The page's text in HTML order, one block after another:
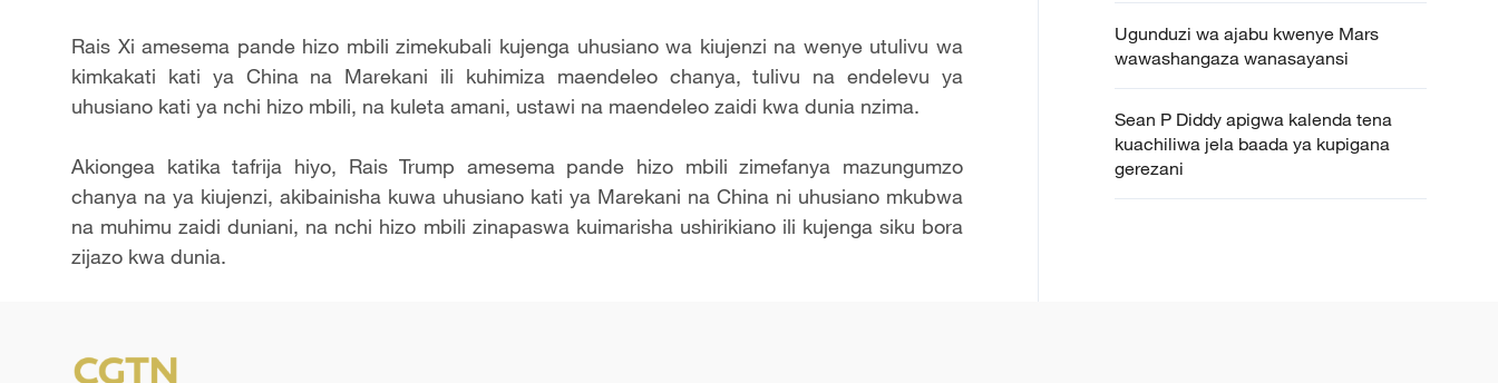
Rais Xi amesema pande hizo mbili zimekubali kujenga uhusiano wa kiujenzi na wenye utulivu wa
kimkakati kati ya China na Marekani ili kuhimiza maendeleo chanya, tulivu na endelevu ya
uhusiano kati ya nchi hizo mbili, na kuleta amani, ustawi na maendeleo zaidi kwa dunia nzima.
Akiongea katika tafrija hiyo, Rais Trump amesema pande hizo mbili zimefanya mazungumzo
chanya na ya kiujenzi, akibainisha kuwa uhusiano kati ya Marekani na China ni uhusiano mkubwa
na muhimu zaidi duniani, na nchi hizo mbili zinapaswa kuimarisha ushirikiano ili kujenga siku bora
zijazo kwa dunia.
Ugunduzi wa ajabu kwenye Mars
wawashangaza wanasayansi
Sean P Diddy apigwa kalenda tena
kuachiliwa jela baada ya kupigana
gerezani